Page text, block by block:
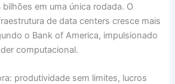
em uma única rodada. O
de data centers cresce mais
o Bank of America, impulsionado
computacional.
produtividade sem limites, lucros